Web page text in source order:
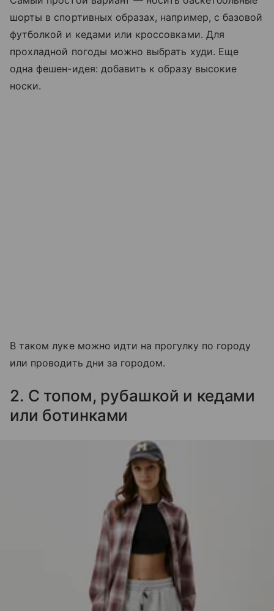
шорты в спортивных образах, например, с базовой
футболкой и кедами или кроссовками. Для
прохладной погоды можно выбрать худи. Еще
одна фешен-идея: добавить к образу высокие
носки.
В таком луке можно идти на прогулку по городу
или проводить дни за городом.
2. С топом, рубашкой и кедами
или ботинками